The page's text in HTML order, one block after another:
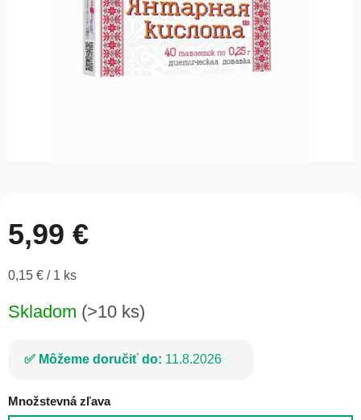
5,99 €
Jednotková
0,15 € / 1 ks
Skladom (>10 ks)
Môžeme doručiť do: 11.8.2026
Množstevná zľava